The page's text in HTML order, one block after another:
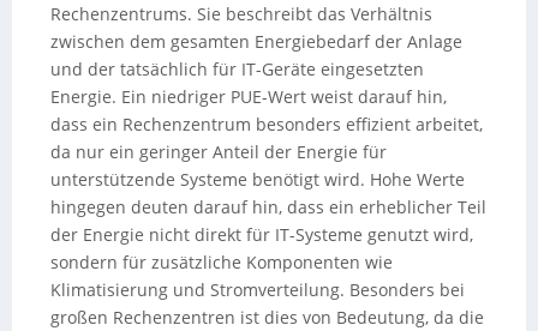
Rechenzentrums. Sie beschreibt das Verhältnis
zwischen dem gesamten Energiebedarf der Anlage
und der tatsächlich für IT-Geräte eingesetzten
Energie. Ein niedriger PUE-Wert weist darauf hin,
dass ein Rechenzentrum besonders effizient arbeitet,
da nur ein geringer Anteil der Energie für
unterstützende Systeme benötigt wird. Hohe Werte
hingegen deuten darauf hin, dass ein erheblicher Teil
der Energie nicht direkt für IT-Systeme genutzt wird,
sondern für zusätzliche Komponenten wie
Klimatisierung und Stromverteilung. Besonders bei
großen Rechenzentren ist dies von Bedeutung, da die